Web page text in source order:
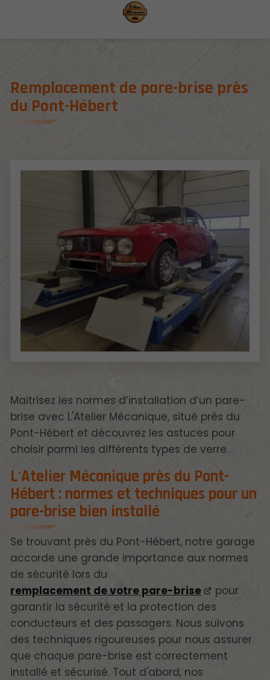
Remplacement de pare-brise près
du Pont-Hébert
Maitrisez les normes d’installation d’un pare-
brise avec L'Atelier Mécanique, situé près du
Pont-Hébert et découvrez les astuces pour
choisir parmi les différents types de verre.
L'Atelier Mécanique près du Pont-
Hébert : normes et techniques pour un
pare-brise bien installé
Se trouvant près du Pont-Hébert, notre garage
accorde une grande importance aux normes
de sécurité lors du
remplacement de votre pare-brise
pour
garantir la sécurité et la protection des
conducteurs et des passagers. Nous suivons
des techniques rigoureuses pour nous assurer
que chaque pare-brise est correctement
installé et sécurisé. Tout d'abord, nos